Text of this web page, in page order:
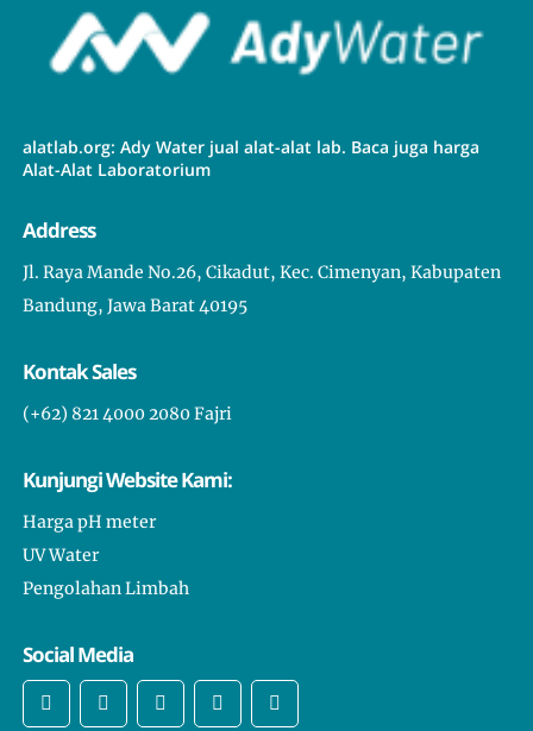
Generator Nitrogen Solusi Efisien Produksi Nitrogen On Site
Gas Nitrogen Mengapa Banyak Digunakan di Berbagai Industri
Bagaimana Siklus Nitrogen Berjalan dalam Kehidupan Sehari
Surabaya Cocok untuk Supply Pasir Silika Massal Tahun 2026?
Sumedang Jadi Pilihan Distributor Pasir Silika Industri?
Subang Siap Sambut Kebutuhan Pasir Silika Berkualitas Tinggi
Solusi Lengkap Agen Pasir Silika untuk Pabrik di Sumedang
Semarang Kini Punya Agen Pasir Silika Andal dan Terpercaya
Rekomendasi Agen Pasir Silika di Bogor untuk Kebutuhan
Industri Anda
alatlab.org: Ady Water jual alat-alat lab. Baca juga harga
Alat-Alat Laboratorium
Address
Jl. Raya Mande No.26, Cikadut, Kec. Cimenyan, Kabupaten
Bandung, Jawa Barat 40195
Kontak Sales
(+62) 821 4000 2080 Fajri
Kunjungi Website Kami:
Harga pH meter
UV Water
Pengolahan Limbah
Social Media